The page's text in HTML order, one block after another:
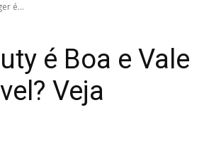
é...
é Boa e Vale
Veja